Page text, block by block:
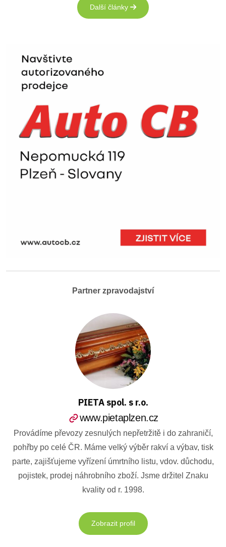
Další články
Partner zpravodajství
PIETA spol. s r.o.
www.pietaplzen.cz
Provádíme převozy zesnulých nepřetržitě i do zahraničí,
pohřby po celé ČR. Máme velký výběr rakví a výbav, tisk
parte, zajišťujeme vyřízení úmrtního listu, vdov. důchodu,
pojistek, prodej náhrobního zboží. Jsme držitel Znaku
kvality od r. 1998.
Zobrazit profil